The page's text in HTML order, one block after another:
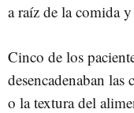
a raíz de la comida
Cinco de los
desencadenaban
o la textura del